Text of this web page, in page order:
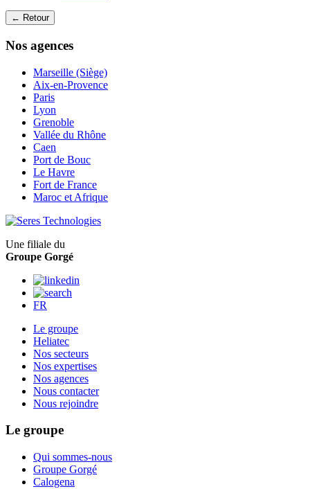
← Retour
Nos agences
Marseille (Siège)
Aix-en-Provence
Paris
Lyon
Grenoble
Vallée du Rhône
Caen
Port de Bouc
Le Havre
Fort de France
Maroc et Afrique
Une filiale du
Groupe Gorgé
FR
Le groupe
Heliatec
Nos secteurs
Nos expertises
Nos agences
Nous contacter
Nous rejoindre
Le groupe
Qui sommes-nous
Groupe Gorgé
Calogena